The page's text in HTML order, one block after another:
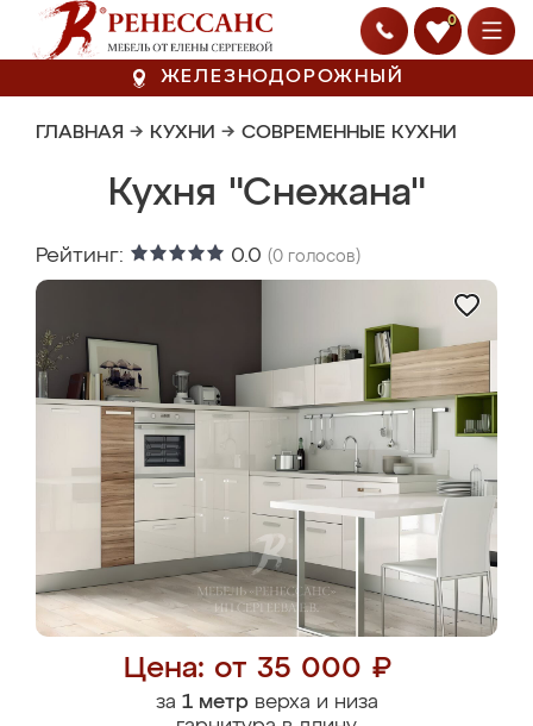
0
ЖЕЛЕЗНОДОРОЖНЫЙ
ГЛАВНАЯ → КУХНИ → СОВРЕМЕННЫЕ КУХНИ
Кухня "Снежана"
Рейтинг: 0.0 (0 голосов)
Цена: от 35 000 ₽
за 1 метрверха и низа